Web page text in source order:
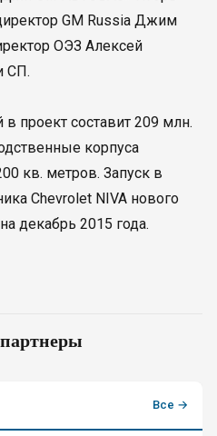
GM Russia Джим
ОЭЗ Алексей
СП.
проект составит 209 млн.
корпуса
кв. метров. Запуск в
Chevrolet NIVA нового
декабрь 2015 года.
Все →